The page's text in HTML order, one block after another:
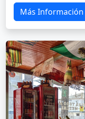
Más Información